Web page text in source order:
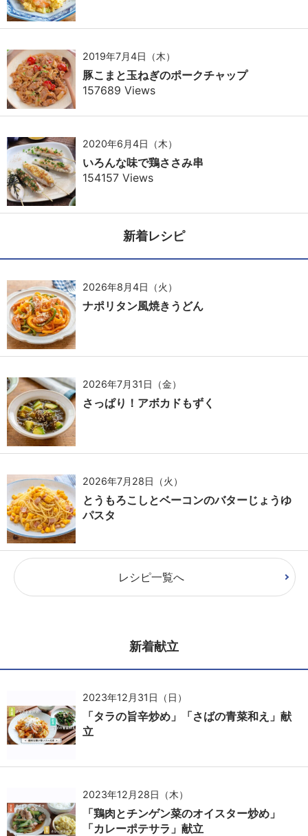
2019年7月4日（木）
豚こまと玉ねぎのポークチャップ
157689 Views
2020年6月4日（木）
いろんな味で鶏ささみ串
154157 Views
新着レシピ
2026年8月4日（火）
ナポリタン風焼きうどん
2026年7月31日（金）
さっぱり！アボカドもずく
2026年7月28日（火）
とうもろこしとベーコンのバターじょうゆ
パスタ
レシピ一覧へ
新着献立
2023年12月31日（日）
「タラの旨辛炒め」「さばの青菜和え」献
立
2023年12月28日（木）
「鶏肉とチンゲン菜のオイスター炒め」
「カレーポテサラ」献立